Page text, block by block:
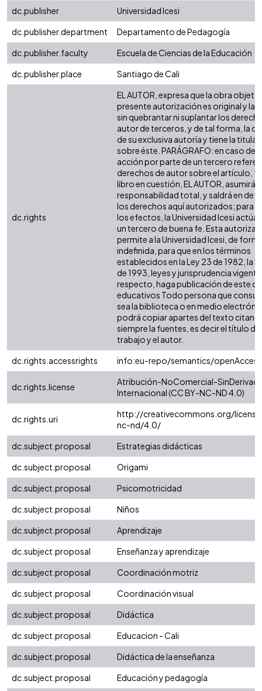
dc.publisher
Universidad Icesi
dc.publisher.department
Departamento de Pedagogía
dc.publisher.faculty
Escuela de Ciencias de la Educación
dc.publisher.place
Santiago de Cali
dc.rights
EL AUTOR, expresa que la obra objeto
presente autorización es original y la
sin quebrantar ni suplantar los
autor de terceros, y de tal forma, la
de su exclusiva autoría y tiene la
sobre éste. PARÁGRAFO: en caso de
acción por parte de un tercero
derechos de autor sobre el artículo,
libro en cuestión, EL AUTOR, asumirá
responsabilidad total, y saldrá en
los derechos aquí autorizados; para
los efectos, la Universidad Icesi actúa
un tercero de buena fe. Esta
permite a la Universidad Icesi, de
indefinida, para que en los términos
establecidos en la Ley 23 de 1982, la
de 1993, leyes y jurisprudencia
respecto, haga publicación de este
educativos Todo persona que
sea la biblioteca o en medio
podrá copiar apartes del texto
siempre la fuentes, es decir el título del
trabajo y el autor.
dc.rights.accessrights
info:eu-repo/semantics/openAccess
dc.rights.license
Atribución-NoComercial-
Internacional (CC BY-NC-ND 4.0)
dc.rights.uri
http://creativecommons.org/
nc-nd/4.0/
dc.subject.proposal
Estrategias didácticas
dc.subject.proposal
Origami
dc.subject.proposal
Psicomotricidad
dc.subject.proposal
Niños
dc.subject.proposal
Aprendizaje
dc.subject.proposal
Enseñanza y aprendizaje
dc.subject.proposal
Coordinación motriz
dc.subject.proposal
Coordinación visual
dc.subject.proposal
Didáctica
dc.subject.proposal
Educacion - Cali
dc.subject.proposal
Didáctica de la enseñanza
dc.subject.proposal
Educación y pedagogía